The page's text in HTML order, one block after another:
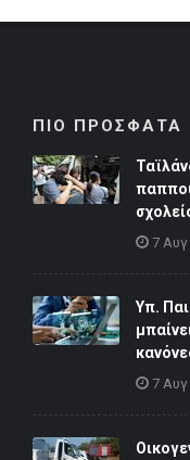
ΠΙΟ ΠΡΟΣΦΑΤΑ
7
Υπ.
7